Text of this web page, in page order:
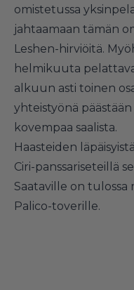
omistetussa
jahtaamaan tämän
Leshen-hirviöitä.
helmikuuta
alkuun asti toinen
yhteistyönä
kovempaa saalista.
Haasteiden
Ciri-panssariseteillä
Saataville on tulossa
Palico-toverille.